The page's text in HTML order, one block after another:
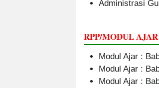
Administrasi
RPP/MODUL
Modul Ajar :
Modul Ajar :
Modul Ajar :